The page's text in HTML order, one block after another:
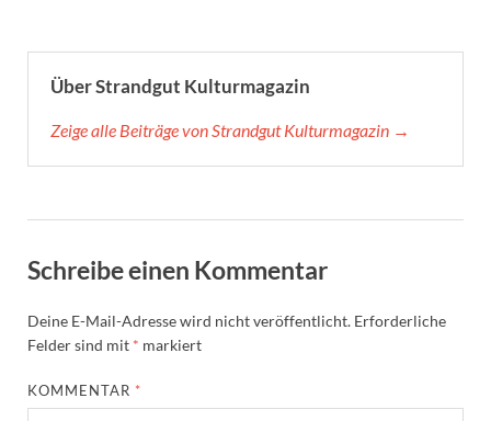
Über Strandgut Kulturmagazin
Zeige alle Beiträge von Strandgut Kulturmagazin →
Schreibe einen Kommentar
Deine E-Mail-Adresse wird nicht veröffentlicht. Erforderliche
Felder sind mit * markiert
KOMMENTAR *